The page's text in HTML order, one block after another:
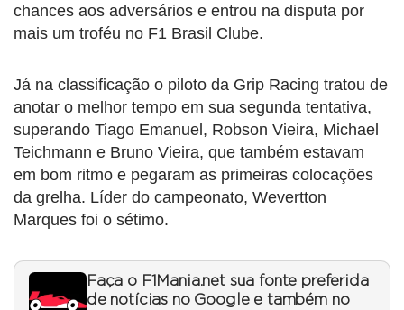
chances aos adversários e entrou na disputa por
mais um troféu no F1 Brasil Clube.
Já na classificação o piloto da Grip Racing tratou de
anotar o melhor tempo em sua segunda tentativa,
superando Tiago Emanuel, Robson Vieira, Michael
Teichmann e Bruno Vieira, que também estavam
em bom ritmo e pegaram as primeiras colocações
da grelha. Líder do campeonato, Wevertton
Marques foi o sétimo.
Faça o F1Mania.net sua fonte preferida
de notícias no Google e também no